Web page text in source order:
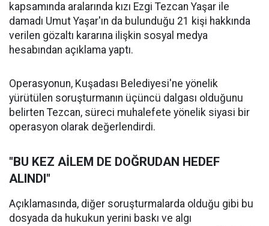
kapsamında aralarında kızı Ezgi Tezcan Yaşar ile
damadı Umut Yaşar'ın da bulunduğu 21 kişi hakkında
verilen gözaltı kararına ilişkin sosyal medya
hesabından açıklama yaptı.
Operasyonun, Kuşadası Belediyesi'ne yönelik
yürütülen soruşturmanın üçüncü dalgası olduğunu
belirten Tezcan, süreci muhalefete yönelik siyasi bir
operasyon olarak değerlendirdi.
"BU KEZ AİLEM DE DOĞRUDAN HEDEF
ALINDI"
Açıklamasında, diğer soruşturmalarda olduğu gibi bu
dosyada da hukukun yerini baskı ve algı